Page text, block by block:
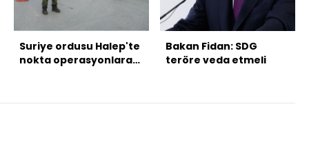
Suriye ordusu Halep'te
nokta operasyonlara
Bakan Fidan: SDG
teröre veda etmeli